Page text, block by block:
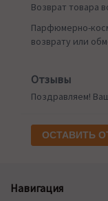
Возврат товара
Парфюмерно-
возврату или
Отзывы
Поздравляем!
ОСТАВИТЬ
Навигация